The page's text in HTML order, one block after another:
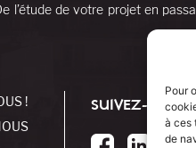
Pour
à ces
de
l’étude de votre projet en
!
SUIVEZ-NOUS